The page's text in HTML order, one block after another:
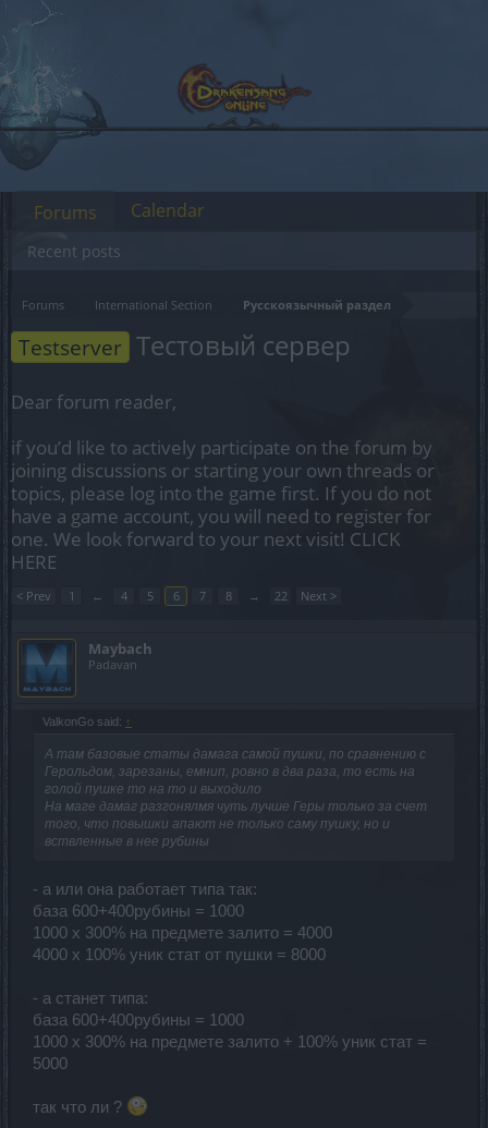
Forums International Section Русскоязычный раздел
Testserver Тестовый сервер
Dear forum reader,
if you’d like to actively participate on the forum by
joining discussions or starting your own threads or
topics, please log into the game first. If you do not
have a game account, you will need to register for
one. We look forward to your next visit! CLICK
HERE
< Prev 1 ← 4 5 6 7 8 → 22 Next >
Maybach
Padavan
ValkonGo said: ↑
А там базовые статы дамага самой пушки, по сравнению с
Герольдом, зарезаны, емнип, ровно в два раза, то есть на
голой пушке то на то и выходило
На маге дамаг разгонялмя чуть лучше Геры только за счет
того, что повышки апают не только саму пушку, но и
вствленные в нее рубины
- а или она работает типа так:
база 600+400рубины = 1000
1000 х 300% на предмете залито = 4000
4000 х 100% уник стат от пушки = 8000
- а станет типа:
база 600+400рубины = 1000
1000 х 300% на предмете залито + 100% уник стат =
5000
так что ли ?
Forums
Recent posts
Calendar